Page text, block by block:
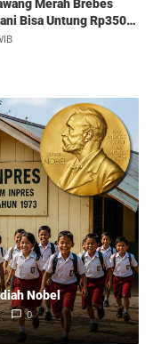
Merah Brebes
Bisa Untung Rp350
Nobel
0